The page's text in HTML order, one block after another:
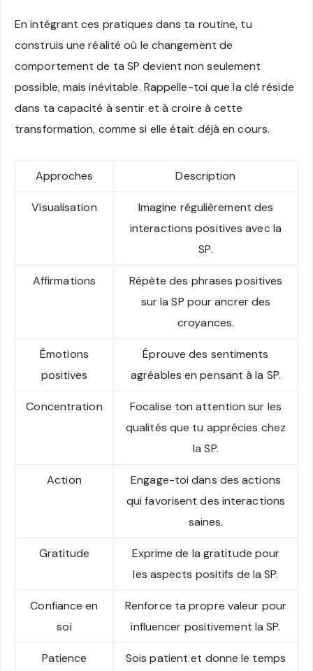
En intégrant ces pratiques dans ta routine, tu
construis une réalité où le changement de
comportement de ta SP devient non seulement
possible, mais inévitable. Rappelle-toi que la clé réside
dans ta capacité à sentir et à croire à cette
transformation, comme si elle était déjà en cours.
Approches Description
Visualisation
Imagine régulièrement des
interactions positives avec la
SP.
Affirmations
Répète des phrases positives
sur la SP pour ancrer des
croyances.
Émotions
positives
Éprouve des sentiments
agréables en pensant à la SP.
Concentration
Focalise ton attention sur les
qualités que tu apprécies chez
la SP.
Action
Engage-toi dans des actions
qui favorisent des interactions
saines.
Gratitude
Exprime de la gratitude pour
les aspects positifs de la SP.
Confiance en
soi
Renforce ta propre valeur pour
influencer positivement la SP.
Patience
Sois patient et donne le temps